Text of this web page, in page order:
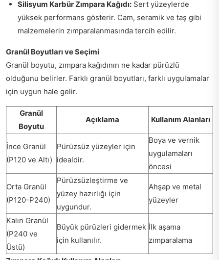
Silisyum Karbür Zımpara Kağıdı: Sert yüzeylerde
yüksek performans gösterir. Cam, seramik ve taş gibi
malzemelerin zımparalanmasında tercih edilir.
Granül Boyutları ve Seçimi
Granül boyutu, zımpara kağıdının ne kadar pürüzlü
olduğunu belirler. Farklı granül boyutları, farklı uygulamalar
için uygun hale gelir.
Granül
Boyutu
Açıklama Kullanım Alanları
İnce Granül
(P120 ve Altı)
Pürüzsüz yüzeyler için
idealdir.
Boya ve vernik
uygulamaları
öncesi
Orta Granül
(P120-P240)
Pürüzsüzleştirme ve
yüzey hazırlığı için
uygundur.
Ahşap ve metal
yüzeyler
Kalın Granül
(P240 ve
Üstü)
Büyük pürüzleri gidermek
için kullanılır.
İlk aşama
zımparalama